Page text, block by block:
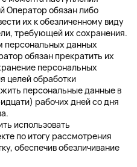
Оператор обязан либо
их к обезличенному виду
требующей их сохранения.
персональных данных
обязан прекратить их
персональных
целей обработки
персональные данные в
рабочих дней со дня
использовать
по итогу рассмотрения
обеспечив обезличивание